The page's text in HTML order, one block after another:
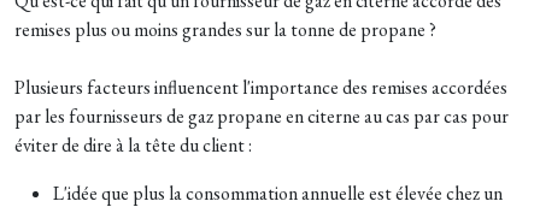
remises plus ou moins grandes sur la tonne de propane ?
Plusieurs facteurs influencent l'importance des remises accordées
par les fournisseurs de gaz propane en citerne au cas par cas pour
éviter de dire à la tête du client :
L'idée que plus la consommation annuelle est élevée chez un